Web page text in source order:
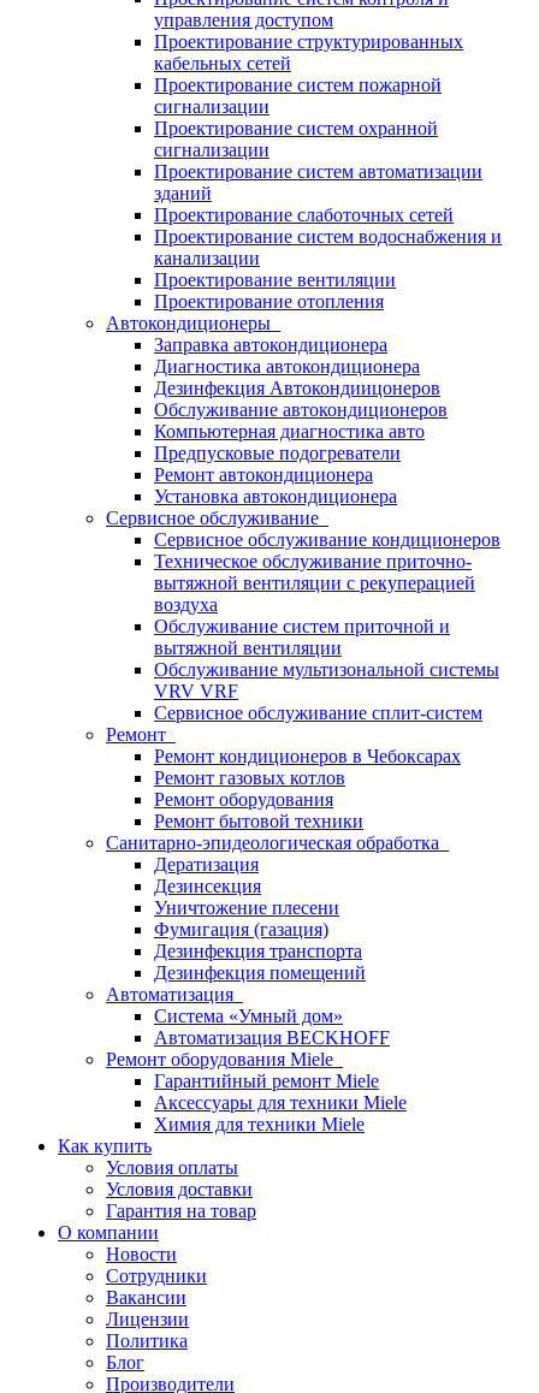
управления доступом
Проектирование структурированных
кабельных сетей
Проектирование систем пожарной
сигнализации
Проектирование систем охранной
сигнализации
Проектирование систем автоматизации
зданий
Проектирование слаботочных сетей
Проектирование систем водоснабжения и
канализации
Проектирование вентиляции
Проектирование отопления
Автокондиционеры
Заправка автокондиционера
Диагностика автокондиционера
Дезинфекция Автокондиицонеров
Обслуживание автокондиционеров
Компьютерная диагностика авто
Предпусковые подогреватели
Ремонт автокондиционера
Установка автокондиционера
Сервисное обслуживание
Сервисное обслуживание кондиционеров
Техническое обслуживание приточно-
вытяжной вентиляции с рекуперацией
воздуха
Обслуживание систем приточной и
вытяжной вентиляции
Обслуживание мультизональной системы
VRV VRF
Сервисное обслуживание сплит-систем
Ремонт
Ремонт кондиционеров в Чебоксарах
Ремонт газовых котлов
Ремонт оборудования
Ремонт бытовой техники
Санитарно-эпидеологическая обработка
Дератизация
Дезинсекция
Уничтожение плесени
Фумигация (газация)
Дезинфекция транспорта
Дезинфекция помещений
Автоматизация
Система «Умный дом»
Автоматизация BECKHOFF
Ремонт оборудования Miele
Гарантийный ремонт Miele
Аксессуары для техники Miele
Химия для техники Miele
Как купить
Условия оплаты
Условия доставки
Гарантия на товар
О компании
Новости
Сотрудники
Вакансии
Лицензии
Политика
Блог
Производители